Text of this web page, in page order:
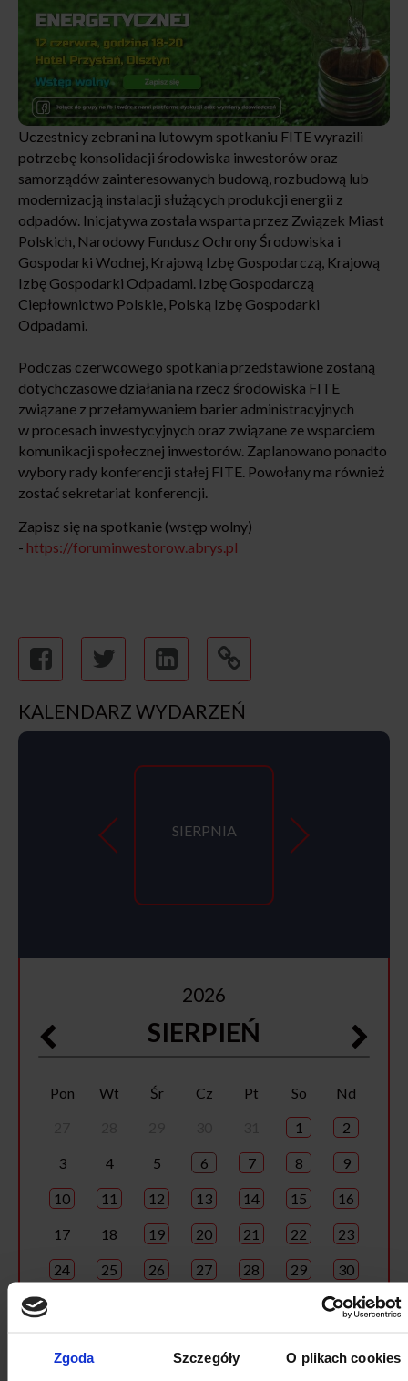
Zgoda Szczegóły O plikach cookies
Uczestnicy zebrani na lutowym spotkaniu FITE wyrazili
potrzebę konsolidacji środowiska inwestorów oraz
samorządów zainteresowanych budową, rozbudową lub
modernizacją instalacji służących produkcji energii z
odpadów. Inicjatywa została wsparta przez Związek Miast
Polskich, Narodowy Fundusz Ochrony Środowiska i
Gospodarki Wodnej, Krajową Izbę Gospodarczą, Krajową
Izbę Gospodarki Odpadami. Izbę Gospodarczą
Ciepłownictwo Polskie, Polską Izbę Gospodarki
Odpadami.
Podczas czerwcowego spotkania przedstawione zostaną
dotychczasowe działania na rzecz środowiska FITE
związane z przełamywaniem barier administracyjnych
w procesach inwestycyjnych oraz związane ze wsparciem
komunikacji społecznej inwestorów. Zaplanowano ponadto
wybory rady konferencji stałej FITE. Powołany ma również
zostać sekretariat konferencji.
Zapisz się na spotkanie (wstęp wolny)
- https://foruminwestorow.abrys.pl
KALENDARZ WYDARZEŃ
SIERPNIA
2026
SIERPIEŃ
Pon Wt Śr Cz Pt So
Nd
1 2
3 4 5 6 7 8 9
10 11 12 13 14 15 16
17 18 19 20 21 22 23
24 25 26 27 28 29 30
6